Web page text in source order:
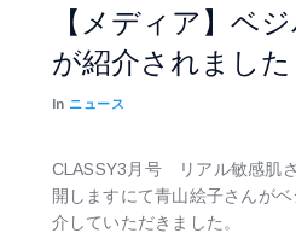
【メディア】ベ
が紹介されました
In ニュース
CLASSY3月号 リアル敏感肌
開しますにて青山絵子さんが
介していただきました。